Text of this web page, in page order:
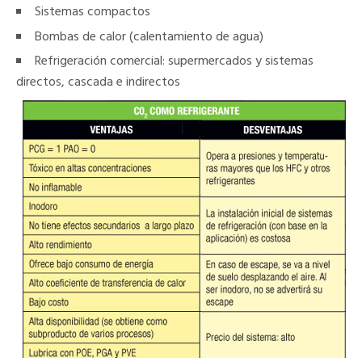
Sistemas compactos
Bombas de calor (calentamiento de agua)
Refrigeración comercial: supermercados y sistemas
directos, cascada e indirectos